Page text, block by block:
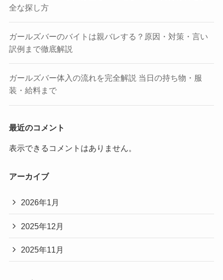
全な探し方
ガールズバーのバイトは親バレする？原因・対策・言い
訳例まで徹底解説
ガールズバー体入の流れを完全解説 当日の持ち物・服
装・給料まで
最近のコメント
表示できるコメントはありません。
アーカイブ
2026年1月
2025年12月
2025年11月